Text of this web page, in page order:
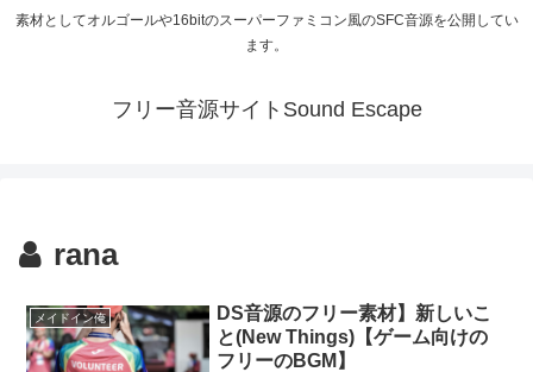
素材としてオルゴールや16bitのスーパーファミコン風のSFC音源を公開してい
ます。
フリー音源サイトSound Escape
rana
メイドイン俺
DS音源のフリー素材】新しいこ
と(New Things)【ゲーム向けの
フリーのBGM】